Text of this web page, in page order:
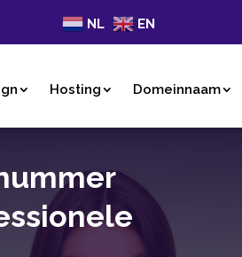
NL EN
Hosting Domeinnaam